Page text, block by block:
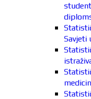
Savjeti